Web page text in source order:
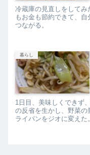
冷蔵庫の見直しをしてみ
もお金も節約できて、
つながる。
暮らし
1日目、美味しくできず
の反省を生かし、野菜
ライパンをジオに変えた